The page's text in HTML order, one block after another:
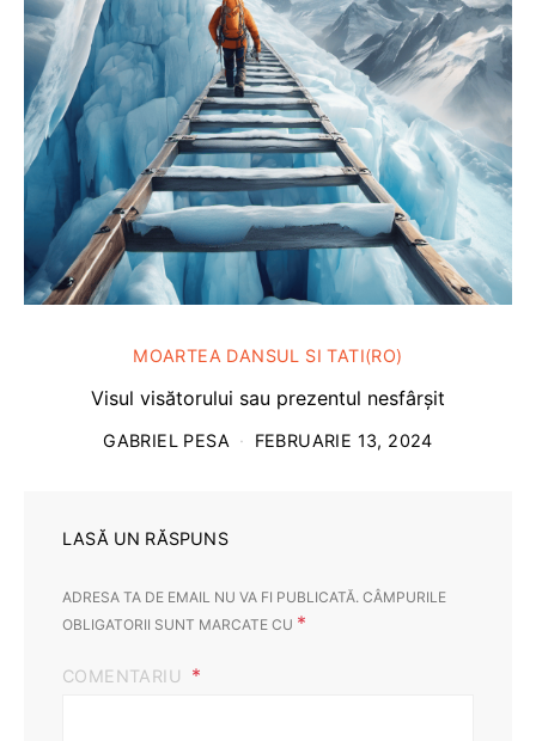
MOARTEA DANSUL SI TATI(RO)
Visul visătorului sau prezentul nesfârșit
GABRIEL PESA FEBRUARIE 13, 2024
LASĂ UN RĂSPUNS
ADRESA TA DE EMAIL NU VA FI PUBLICATĂ. CÂMPURILE
OBLIGATORII SUNT MARCATE CU *
COMENTARIU